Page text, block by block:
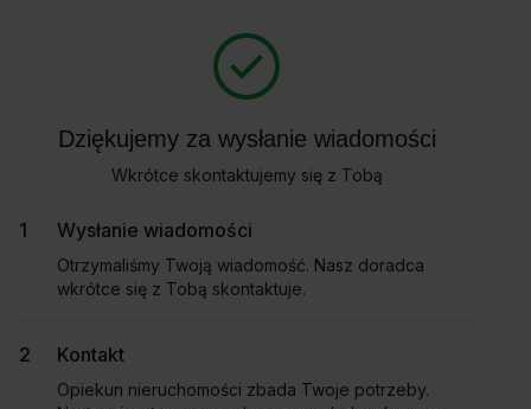
Wynajem tradycyjny
Dziękujemy za wysłanie wiadomości
Wkrótce skontaktujemy się z Tobą
Wysłanie wiadomości
Otrzymaliśmy Twoją wiadomość. Nasz doradca
wkrótce się z Tobą skontaktuje.
Kontakt
Opiekun nieruchomości zbada Twoje potrzeby.
Masz pytania dotyczące oferty? Opowiedz nam o swoich
Twojej firmy. Napisz do nas!
Imię i nazwisko
Dziękujemy za wysłanie wiadomości
Wkrótce skontaktujemy się z Tobą
Wysłanie wiadomości
Otrzymaliśmy Twoją wiadomość. Nasz doradca
wkrótce się z Tobą skontaktuje.
Kontakt
Opiekun nieruchomości zbada Twoje potrzeby.